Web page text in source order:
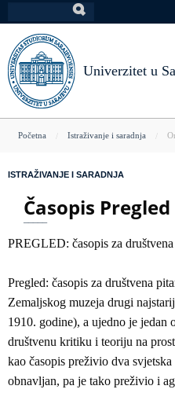
na
glavni
sadržaj
Univerzitet u
You
here
Početna Istraživanje i saradnja
ISTRAŽIVANJE I SARADNJA
Časopis Pregled
PREGLED: časopis za
Pregled: časopis za društvena
Zemaljskog muzeja drugi
1910. godine), a ujedno je jedan
društvenu kritiku i teoriju na
kao časopis preživio dva
obnavljan, pa je tako preživio i